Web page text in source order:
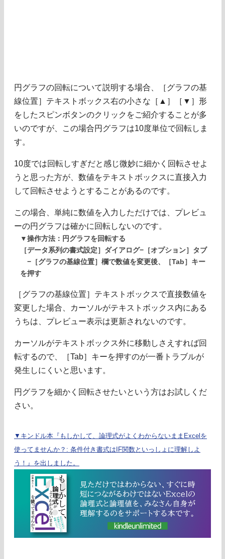
円グラフの回転について説明する場合、［グラフの基
線位置］テキストボックス右の小さな［▲］［▼］形
をしたスピンボタンのクリックをご紹介することが多
いのですが、この場合円グラフは10度単位で回転しま
す。
10度では回転しすぎだと感じ微妙に細かく回転させよ
うと思った方が、数値をテキストボックスに直接入力
して回転させようとすることがあるのです。
この場合、単純に数値を入力しただけでは、プレビュ
ーの円グラフは確かに回転しないのです。
▼操作方法：円グラフを回転する
［データ系列の書式設定］ダイアログ−［オプション］タブ
−［グラフの基線位置］欄で数値を変更後、［Tab］キー
を押す
［グラフの基線位置］テキストボックスで直接数値を
変更した場合、カーソルがテキストボックス内にある
うちは、プレビュー表示は更新されないのです。
カーソルがテキストボックス外に移動しさえすれば回
転するので、［Tab］キーを押すのが一番トラブルが
発生しにくいと思います。
円グラフを細かく回転させたいという方はお試しくだ
さい。
▼キンドル本『もしかして、論理式がよくわからないままExcelを
使ってませんか？: 条件付き書式はIF関数といっしょに理解しよ
う！』を出しました。